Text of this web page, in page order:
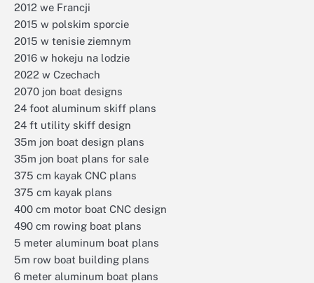
2012 we Francji
2015 w polskim sporcie
2015 w tenisie ziemnym
2016 w hokeju na lodzie
2022 w Czechach
2070 jon boat designs
24 foot aluminum skiff plans
24 ft utility skiff design
35m jon boat design plans
35m jon boat plans for sale
375 cm kayak CNC plans
375 cm kayak plans
400 cm motor boat CNC design
490 cm rowing boat plans
5 meter aluminum boat plans
5m row boat building plans
6 meter aluminum boat plans